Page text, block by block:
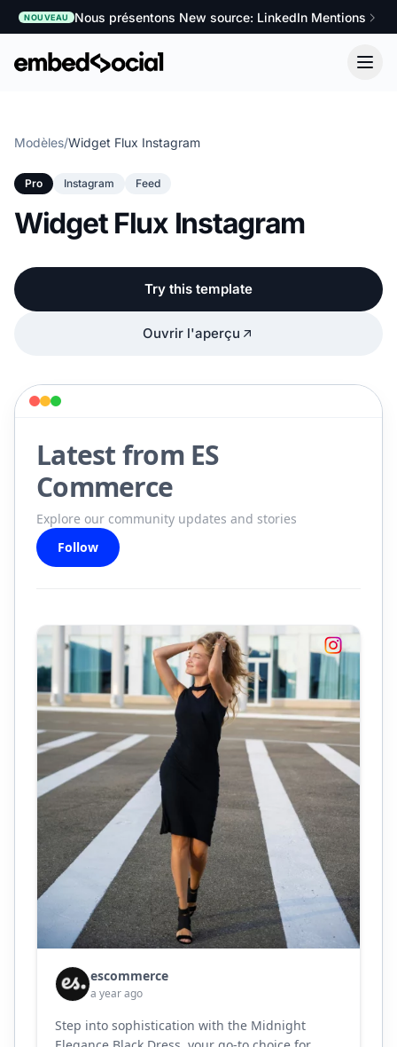
NOUVEAU Nous présentons New source: LinkedIn Mentions
Modèles/Widget Flux Instagram
Pro Instagram Feed
Widget Flux Instagram
Try this template
Ouvrir l'aperçu